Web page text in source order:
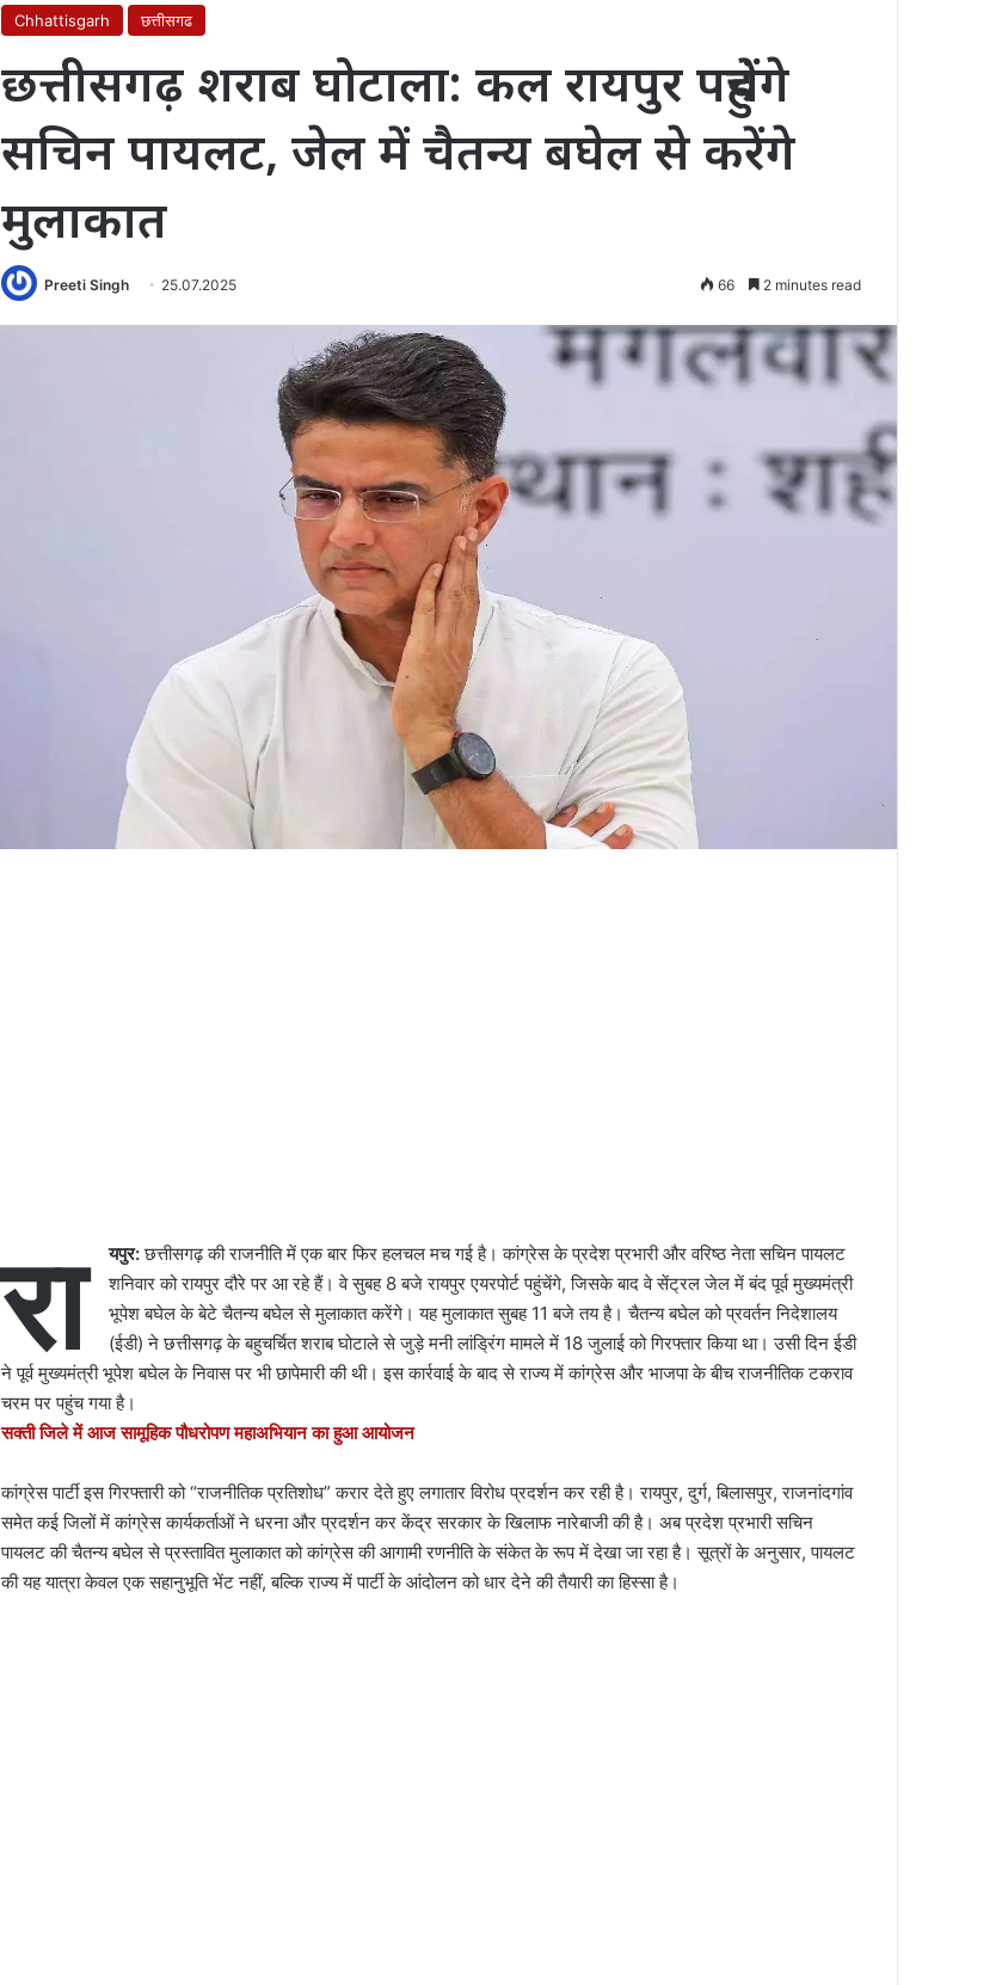
Chhattisgarh छत्तीसगढ
छत्तीसगढ़ शराब घोटाला: कल रायपुर पहुंचेंगे
सचिन पायलट, जेल में चैतन्य बघेल से करेंगे
मुलाकात
Preeti Singh 25.07.2025 66 2 minutes read
रा यपुर:छत्तीसगढ़ की राजनीति में एक बार फिर हलचल मच गई है। कांग्रेस के प्रदेश प्रभारी और वरिष्ठ नेता सचिन पायलट
शनिवार को रायपुर दौरे पर आ रहे हैं। वे सुबह 8 बजे रायपुर एयरपोर्ट पहुंचेंगे, जिसके बाद वे सेंट्रल जेल में बंद पूर्व मुख्यमंत्री
भूपेश बघेल के बेटे चैतन्य बघेल से मुलाकात करेंगे। यह मुलाकात सुबह 11 बजे तय है। चैतन्य बघेल को प्रवर्तन निदेशालय
(ईडी) ने छत्तीसगढ़ के बहुचर्चित शराब घोटाले से जुड़े मनी लांड्रिंग मामले में 18 जुलाई को गिरफ्तार किया था। उसी दिन ईडी
ने पूर्व मुख्यमंत्री भूपेश बघेल के निवास पर भी छापेमारी की थी। इस कार्रवाई के बाद से राज्य में कांग्रेस और भाजपा के बीच राजनीतिक टकराव
चरम पर पहुंच गया है।
सक्ती जिले में आज सामूहिक पौधरोपण महाअभियान का हुआ आयोजन
कांग्रेस पार्टी इस गिरफ्तारी को “राजनीतिक प्रतिशोध” करार देते हुए लगातार विरोध प्रदर्शन कर रही है। रायपुर, दुर्ग, बिलासपुर, राजनांदगांव
समेत कई जिलों में कांग्रेस कार्यकर्ताओं ने धरना और प्रदर्शन कर केंद्र सरकार के खिलाफ नारेबाजी की है। अब प्रदेश प्रभारी सचिन
पायलट की चैतन्य बघेल से प्रस्तावित मुलाकात को कांग्रेस की आगामी रणनीति के संकेत के रूप में देखा जा रहा है। सूत्रों के अनुसार, पायलट
की यह यात्रा केवल एक सहानुभूति भेंट नहीं, बल्कि राज्य में पार्टी के आंदोलन को धार देने की तैयारी का हिस्सा है।